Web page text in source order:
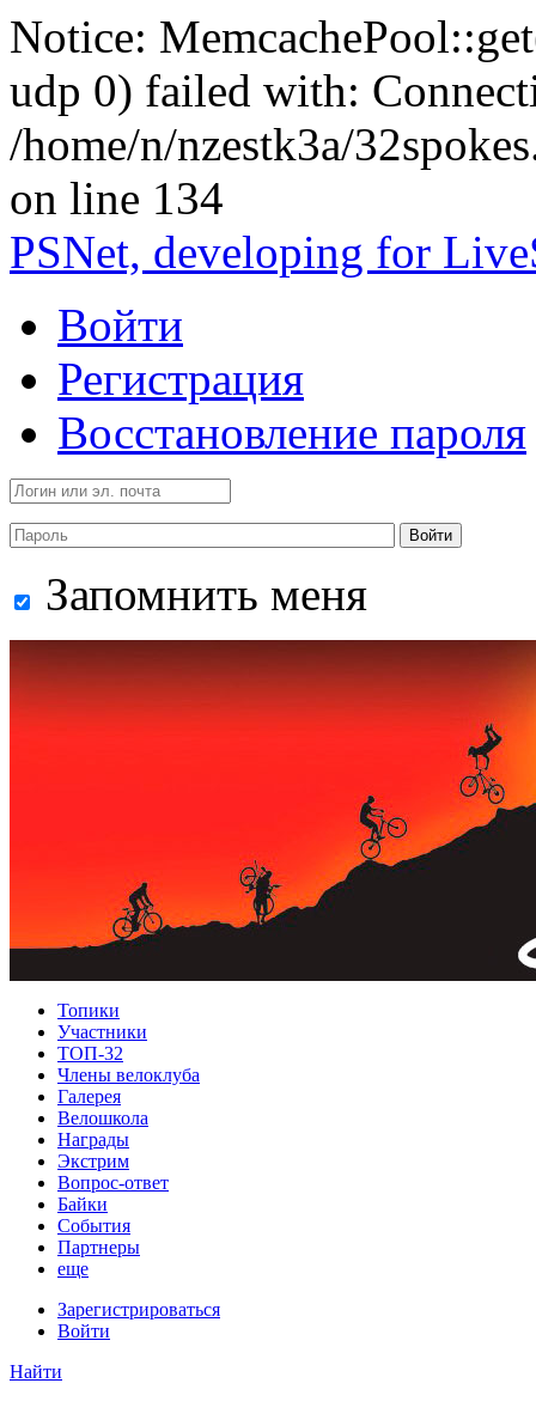
Notice:
udp 0) failed with:
/home/n/nzestk3a/
on line 134
PSNet, developing for
Войти
Регистрация
Восстановление пароля
Войти
Запомнить меня
Топики
Участники
ТОП-32
Члены велоклуба
Галерея
Велошкола
Награды
Экстрим
Вопрос-ответ
Байки
События
Партнеры
еще
Зарегистрироваться
Войти
Найти